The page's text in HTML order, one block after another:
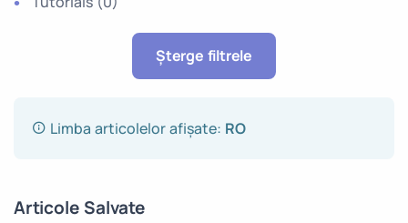
Șterge filtrele
Limba articolelor afișate: RO
Articole Salvate